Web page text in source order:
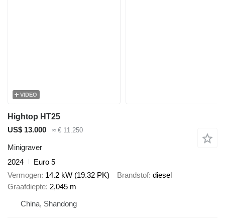
VIDEO
Hightop HT25
US$ 13.000
≈ € 11.250
Minigraver
2024
Euro 5
Vermogen 14.2 kW (19.32 PK) Brandstof diesel
Graafdiepte 2,045 m
China, Shandong